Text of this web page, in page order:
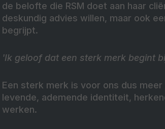
de belofte die RSM doet aan haar
deskundig advies willen, maar ook
begrijpt.
'Ik geloof dat een sterk merk begint
Een sterk merk is voor ons dus
levende, ademende identiteit,
werken.